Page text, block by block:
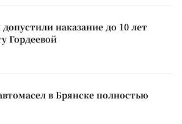
наказание до 10 лет
Гордеевой
в Брянске полностью